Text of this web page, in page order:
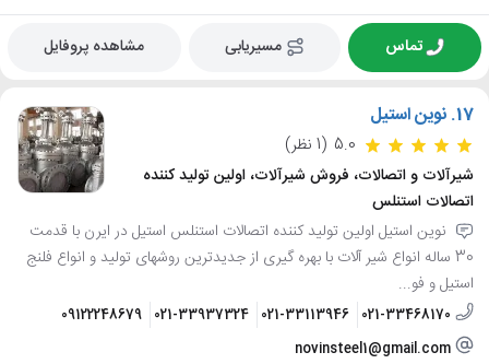
تماس مسیریابی مشاهده پروفایل
17. نوین استیل
5.0 (1 نظر)
شیرآلات و اتصالات، فروش شیرآلات، اولین تولید کننده
اتصالات استنلس
نوین استیل اولین تولید کننده اتصالات استنلس استیل در ایرن با قدمت
30 ساله انواع شیر آلات با بهره گیری از جدیدترین روشهای تولید و انواع فلنج
استیل و فو...
021-33468170
021-33113946
021-33937324
09122248679
novinsteel1@gmail.com